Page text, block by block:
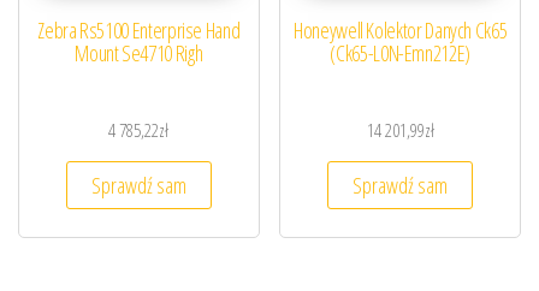
Zebra Rs5100 Enterprise Hand
Mount Se4710 Righ
4 785,22zł
Sprawdź sam
Honeywell Kolektor Danych Ck65
(Ck65-L0N-Emn212E)
14 201,99zł
Sprawdź sam